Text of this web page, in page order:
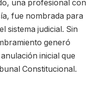
una profesional con
fue nombrada para
sistema judicial. Sin
generó
inicial que
Constitucional.